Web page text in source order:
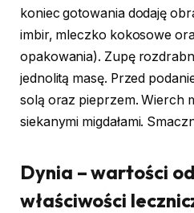
koniec gotowania dodaję
imbir, mleczko kokosowe
opakowania). Zupę
jednolitą masę. Przed
solą oraz pieprzem. Wierch
siekanymi migdałami.
Dynia – wartości
właściwości